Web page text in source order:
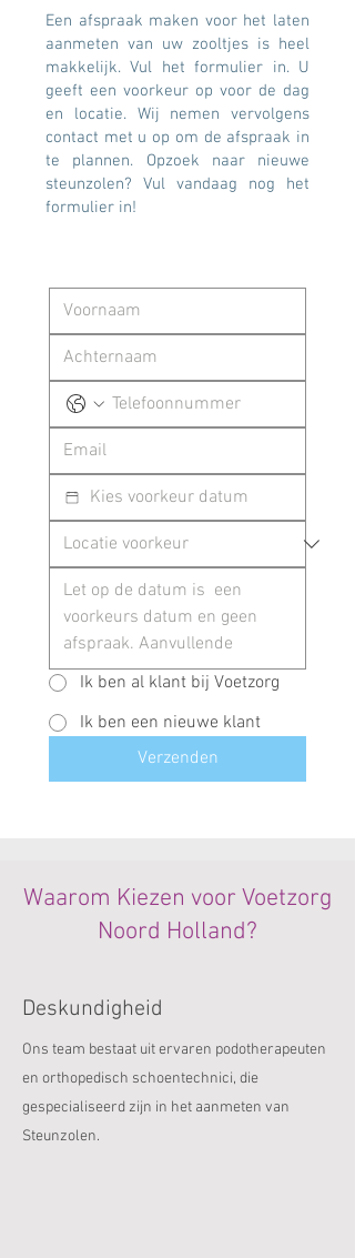
Een afspraak maken voor het laten
aanmeten van uw zooltjes is heel
makkelijk. Vul het formulier in. U
geeft een voorkeur op voor de dag
en locatie. Wij nemen vervolgens
contact met u op om de afspraak in
te plannen. Opzoek naar nieuwe
steunzolen? Vul vandaag nog het
formulier in!
Ik ben al klant bij Voetzorg
Ik ben een nieuwe klant
Verzenden
Waarom Kiezen voor Voetzorg
Noord Holland?
Deskundigheid
Ons team bestaat uit ervaren podotherapeuten
en orthopedisch schoentechnici, die
gespecialiseerd zijn in het aanmeten van
Steunzolen.